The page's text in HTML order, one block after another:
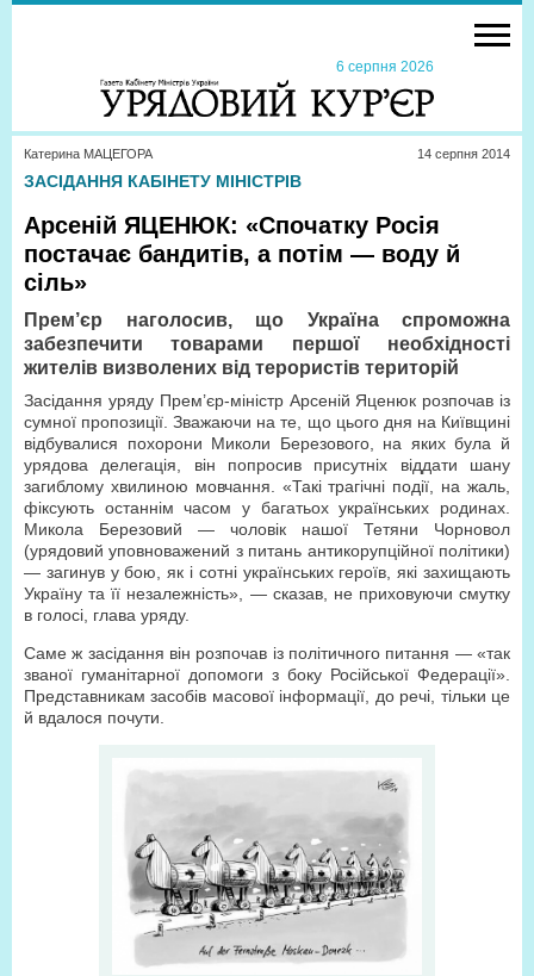
6 серпня 2026
Катерина МАЦЕГОРА 14 серпня 2014
ЗАСІДАННЯ КАБІНЕТУ МІНІСТРІВ
Арсеній ЯЦЕНЮК: «Спочатку Росія
постачає бандитів, а потім — воду й
сіль»
Прем’єр наголосив, що Україна спроможна
забезпечити товарами першої необхідності
жителів визволених від терористів територій
Засідання уряду Прем’єр-міністр Арсеній Яценюк розпочав із
сумної пропозиції. Зважаючи на те, що цього дня на Київщині
відбувалися похорони Миколи Березового, на яких була й
урядова делегація, він попросив присутніх віддати шану
загиблому хвилиною мовчання. «Такі трагічні події, на жаль,
фіксують останнім часом у багатьох українських родинах.
Микола Березовий — чоловік нашої Тетяни Чорновол
(урядовий уповноважений з питань антикорупційної політики)
— загинув у бою, як і сотні українських героїв, які захищають
Україну та її незалежність», — сказав, не приховуючи смутку
в голосі, глава уряду.
Саме ж засідання він розпочав із політичного питання — «так
званої гуманітарної допомоги з боку Російської Федерації».
Представникам засобів масової інформації, до речі, тільки це
й вдалося почути.